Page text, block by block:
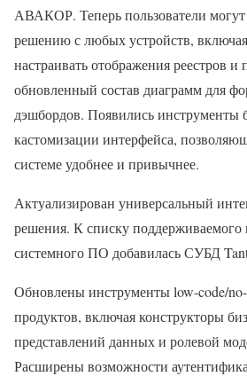
АВАКОР. Теперь пользователи могут
решению с любых устройств,
настраивать отображения реестров и
обновленный состав диаграмм для
дэшбордов. Появились инструменты
кастомизации интерфейса,
системе удобнее и привычнее.
Актуализирован универсальный
решения. К списку поддерживаемого
системного ПО добавилась СУБД
Обновлены инструменты low-code/
продуктов, включая конструкторы
представлений данных и ролевой
Расширены возможности